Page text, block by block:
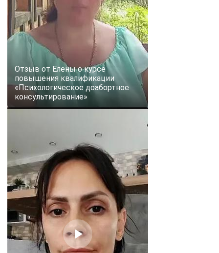
Отзыв от Елены о курсе
повышения квалификации
«Психологическое доабортное
консультирование»